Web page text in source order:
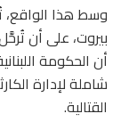
وسط هذا الواقع،
بيروت، على أن
أن الحكومة
شاملة لإدارة
القتالية.